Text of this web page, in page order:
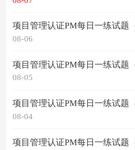
项目管理认证PM每日一练试题（
08-06
项目管理认证PM每日一练试题（
08-05
项目管理认证PM每日一练试题（
08-04
项目管理认证PM每日一练试题（